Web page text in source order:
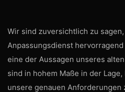
Wir sind zuversichtlich zu
Anpassungsdienst
eine der Aussagen unseres
sind in hohem Maße in der
unsere genauen Anforderungen